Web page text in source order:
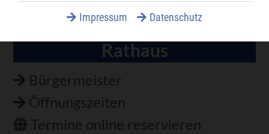
Rathaus
Bürgermeister
Öffnungszeiten
Termine online reservieren
Impressum Datenschutz